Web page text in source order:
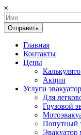
×
Отправить
Главная
Контакты
Цены
Акции
Услуги
Для
Грузовой
Попутный
Эвакуатор